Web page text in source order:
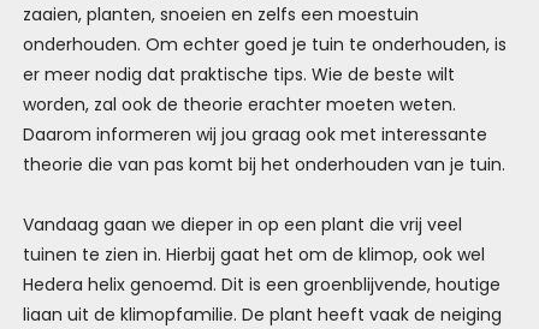
zaaien, planten, snoeien en zelfs een moestuin
onderhouden. Om echter goed je tuin te onderhouden, is
er meer nodig dat praktische tips. Wie de beste wilt
worden, zal ook de theorie erachter moeten weten.
Daarom informeren wij jou graag ook met interessante
theorie die van pas komt bij het onderhouden van je tuin.
Vandaag gaan we dieper in op een plant die vrij veel
tuinen te zien in. Hierbij gaat het om de klimop, ook wel
Hedera helix genoemd. Dit is een groenblijvende, houtige
liaan uit de klimopfamilie. De plant heeft vaak de neiging